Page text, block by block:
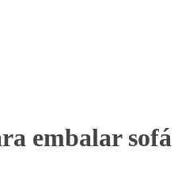
embalar sofá